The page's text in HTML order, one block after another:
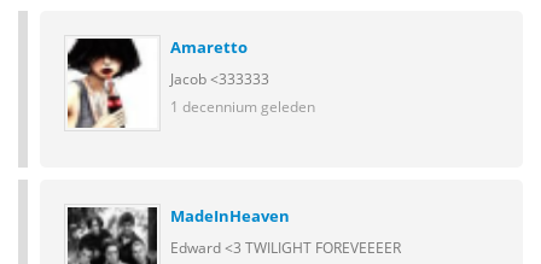
Amaretto
Jacob <333333
1 decennium geleden
MadeInHeaven
Edward <3 TWILIGHT FOREVEEEER